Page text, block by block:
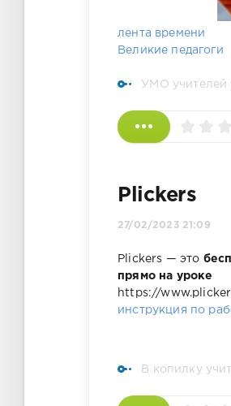
лента времени
Великие педагоги
УМО учителей
Plickers
27/02/2023 21:09
Plickers — это
прямо на уроке
https://
инструкция по
В копилку